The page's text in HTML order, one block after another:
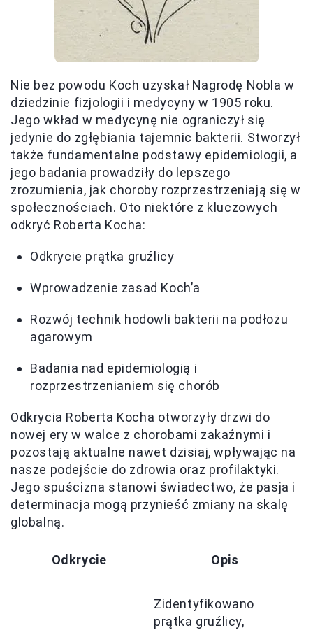
Nie bez powodu Koch uzyskał Nagrodę Nobla w
dziedzinie fizjologii i medycyny w 1905 roku.
Jego wkład w medycynę nie ograniczył się
jedynie do zgłębiania tajemnic bakterii. Stworzył
także fundamentalne podstawy epidemiologii, a
jego badania prowadziły do lepszego
zrozumienia, jak choroby rozprzestrzeniają się w
społecznościach. Oto niektóre z kluczowych
odkryć Roberta Kocha:
Odkrycie prątka gruźlicy
Wprowadzenie zasad Koch’a
Rozwój technik hodowli bakterii na podłożu
agarowym
Badania nad epidemiologią i
rozprzestrzenianiem się chorób
Odkrycia Roberta Kocha otworzyły drzwi do
nowej ery w walce z chorobami zakaźnymi i
pozostają aktualne nawet dzisiaj, wpływając na
nasze podejście do zdrowia oraz profilaktyki.
Jego spuścizna stanowi świadectwo, że pasja i
determinacja mogą przynieść zmiany na skalę
globalną.
Odkrycie Opis
Zidentyfikowano
prątka gruźlicy,